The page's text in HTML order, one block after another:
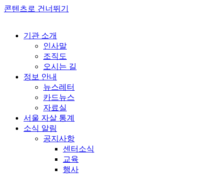
콘텐츠로 건너뛰기
기관 소개
인사말
조직도
오시는 길
정보 안내
뉴스레터
카드뉴스
자료실
서울 자살 통계
소식 알림
공지사항
센터소식
교육
행사